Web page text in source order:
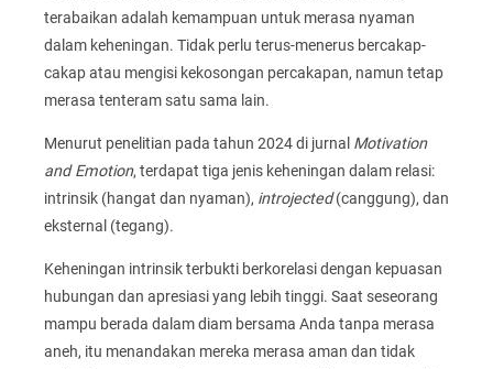
terabaikan adalah kemampuan untuk merasa nyaman
dalam keheningan. Tidak perlu terus-menerus bercakap-
cakap atau mengisi kekosongan percakapan, namun tetap
merasa tenteram satu sama lain.
Menurut penelitian pada tahun 2024 di jurnal Motivation
and Emotion, terdapat tiga jenis keheningan dalam relasi:
intrinsik (hangat dan nyaman), introjected(canggung), dan
eksternal (tegang).
Keheningan intrinsik terbukti berkorelasi dengan kepuasan
hubungan dan apresiasi yang lebih tinggi. Saat seseorang
mampu berada dalam diam bersama Anda tanpa merasa
aneh, itu menandakan mereka merasa aman dan tidak